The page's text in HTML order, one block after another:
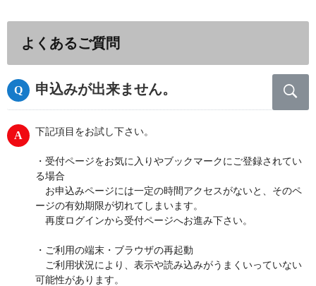
よくあるご質問
申込みが出来ません。
下記項目をお試し下さい。
・受付ページをお気に入りやブックマークにご登録されてい
る場合
お申込みページには一定の時間アクセスがないと、そのペ
ージの有効期限が切れてしまいます。
再度ログインから受付ページへお進み下さい。
・ご利用の端末・ブラウザの再起動
ご利用状況により、表示や読み込みがうまくいっていない
可能性があります。